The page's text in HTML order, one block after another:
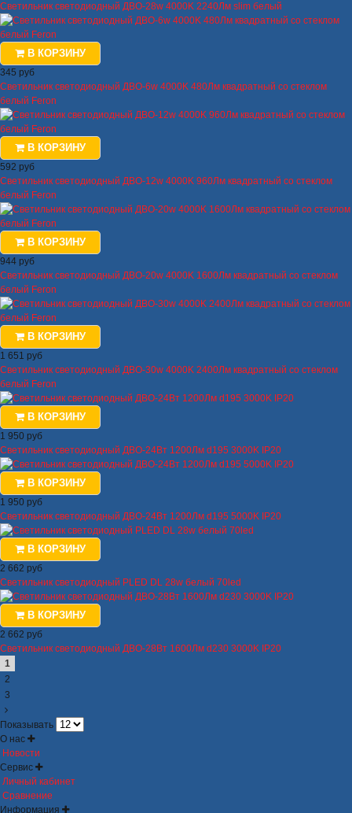
Светильник светодиодный ДВО-28w 4000K 2240Лм slim белый
В КОРЗИНУ
345 руб
Светильник светодиодный ДВО-6w 4000K 480Лм квадратный со стеклом
белый Feron
В КОРЗИНУ
592 руб
Светильник светодиодный ДВО-12w 4000K 960Лм квадратный со стеклом
белый Feron
В КОРЗИНУ
944 руб
Светильник светодиодный ДВО-20w 4000K 1600Лм квадратный со стеклом
белый Feron
В КОРЗИНУ
1 651 руб
Светильник светодиодный ДВО-30w 4000K 2400Лм квадратный со стеклом
белый Feron
В КОРЗИНУ
1 950 руб
Светильник светодиодный ДВО-24Вт 1200Лм d195 3000K IP20
В КОРЗИНУ
1 950 руб
Светильник светодиодный ДВО-24Вт 1200Лм d195 5000K IP20
В КОРЗИНУ
2 662 руб
Светильник светодиодный PLED DL 28w белый 70led
В КОРЗИНУ
2 662 руб
Светильник светодиодный ДВО-28Вт 1600Лм d230 3000K IP20
1
2
3
Показывать
О нас
Новости
Сервис
Личный кабинет
Сравнение
Информация